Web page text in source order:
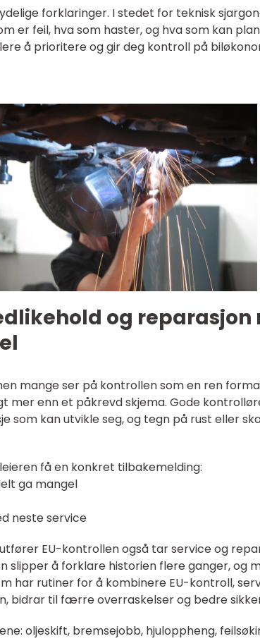
forklaringer. I stedet for teknisk
er feil, hva som haster, og hva som kan
å prioritere og gir deg kontroll på
og reparasjon
mange ser på kontrollen som en ren
mer enn et påkrevd skjema. Gode
som kan utvikle seg, og tegn på rust eller
få en konkret tilbakemelding:
ga mangel
neste service
EU-kontrollen også tar service og
slipper å forklare historien flere ganger, og
har rutiner for å kombinere EU-kontroll,
bidrar til færre overraskelser og bedre
oljeskift, bremsejobb, hjuloppheng,